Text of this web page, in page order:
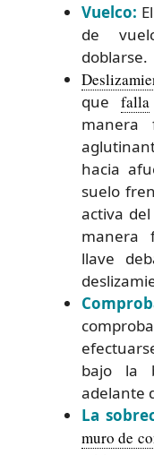
Vuelco: El
de
doblarse.
quefalla
manera
hacia
suelo
activa
manera
llave
bajo la
adelante
La
muro de